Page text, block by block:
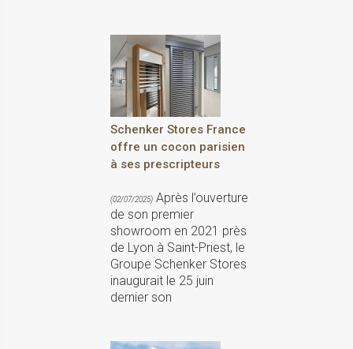
Schenker Stores France
offre un cocon parisien
à ses prescripteurs
(02/07/2025) Après l’ouverture
de son premier
showroom en 2021 près
de Lyon à Saint-Priest, le
Groupe Schenker Stores
inaugurait le 25 juin
dernier son